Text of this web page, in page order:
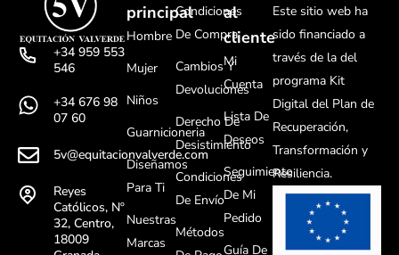
+34 959 553
546
+34 676 98
07 60
5v@equitacionvalverde.com
Reyes
Católicos, Nº
32, Centro,
18009
principal
Hombre
Mujer
Niños
Guarnicioneria
Diseñamos
Para Ti
Nuestras
Marcas
Condiciones
De Compra
Cambios Y
Devoluciones
Derecho De
Desistimiento
Condiciones
De Envío
Métodos
al
cliente
Mi
Cuenta
Lista De
Deseos
Seguimiento
De Mi
Pedido
Guía De
Este sitio web ha
sido financiado a
través de la del
programa Kit
Digital del Plan de
Recuperación,
Transformación y
Resiliencia.